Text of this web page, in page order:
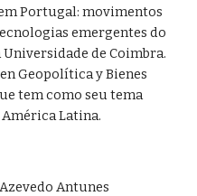
Portugal: movimentos
emergentes do
de Coimbra.
Geopolítica y Bienes
tem como seu tema
Latina.
Antunes